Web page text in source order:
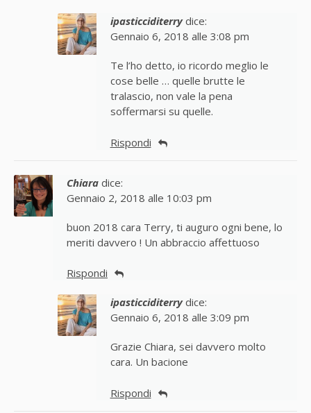
ipasticciditerry dice:
Gennaio 6, 2018 alle 3:08 pm
Te l’ho detto, io ricordo meglio le
cose belle … quelle brutte le
tralascio, non vale la pena
soffermarsi su quelle.
Rispondi
Chiara dice:
Gennaio 2, 2018 alle 10:03 pm
buon 2018 cara Terry, ti auguro ogni bene, lo
meriti davvero ! Un abbraccio affettuoso
Rispondi
ipasticciditerry dice:
Gennaio 6, 2018 alle 3:09 pm
Grazie Chiara, sei davvero molto
cara. Un bacione
Rispondi